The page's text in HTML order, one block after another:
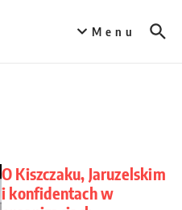
Menu
O Kiszczaku, Jaruzelskim
i konfidentach w